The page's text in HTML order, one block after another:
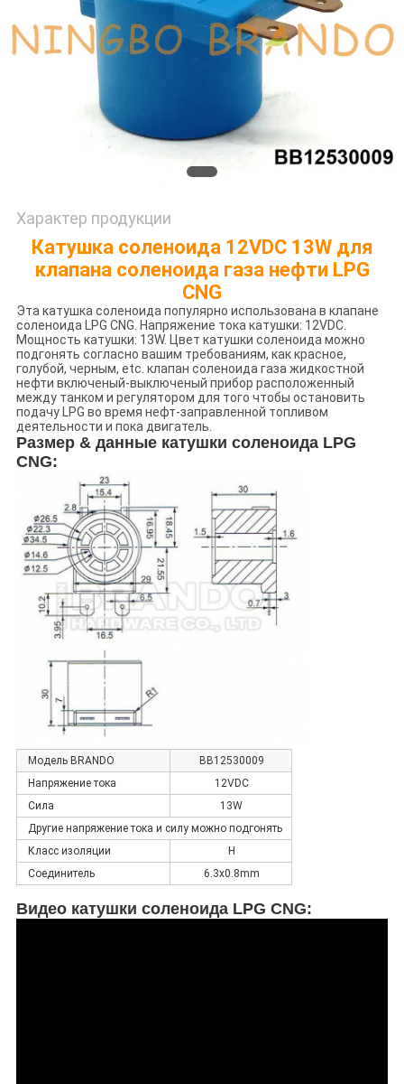
Характер продукции
Катушка соленоида 12VDC 13W для
клапана соленоида газа нефти LPG
CNG
Эта катушка соленоида популярно использована в клапане
соленоида LPG CNG. Напряжение тока катушки: 12VDC.
Мощность катушки: 13W. Цвет катушки соленоида можно
подгонять согласно вашим требованиям, как красное,
голубой, черным, etc. клапан соленоида газа жидкостной
нефти включеный-выключеный прибор расположенный
между танком и регулятором для того чтобы остановить
подачу LPG во время нефт-заправленной топливом
деятельности и пока двигатель.
Размер & данные катушки соленоида LPG
CNG:
Модель BRANDO
BB12530009
Напряжение тока
12VDC
Сила
13W
Другие напряжение тока и силу можно подгонять
Класс изоляции
H
Соединитель
6.3x0.8mm
Видео катушки соленоида LPG CNG: